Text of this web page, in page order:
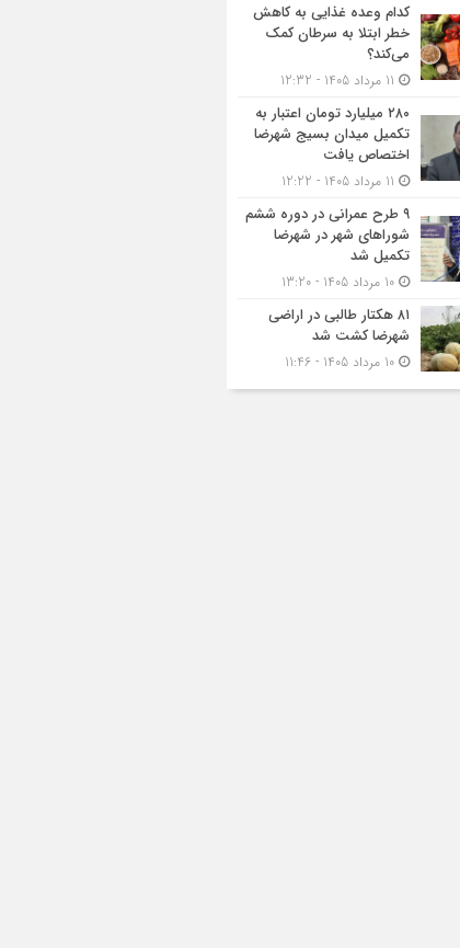
کدام وعده غذایی به کاهش
خطر ابتلا به سرطان کمک
می‌کند؟
۲۸۰ میلیارد تومان اعتبار به
تکمیل میدان بسیج شهرضا
اختصاص یافت
۹ طرح عمرانی در دوره ششم
شوراهای شهر در شهرضا
تکمیل شد
۸۱ هکتار طالبی در اراضی
شهرضا کشت شد